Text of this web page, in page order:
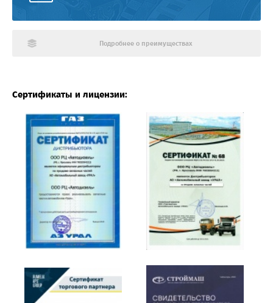
Подробнее о преимуществах
Сертификаты и лицензии: